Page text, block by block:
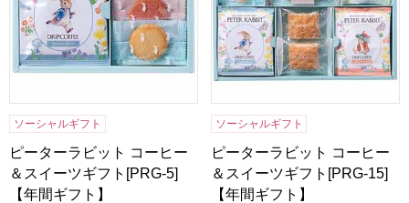
ソーシャルギフト
ピーターラビット コーヒー
＆スイーツギフト[PRG-5]
【年間ギフト】
ソーシャルギフト
ピーターラビット コーヒー
＆スイーツギフト[PRG-15]
【年間ギフト】